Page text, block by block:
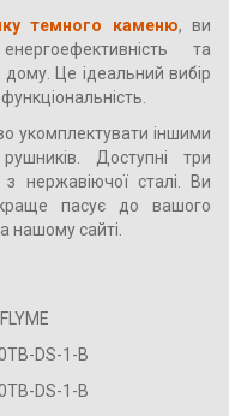
темного каменю, ви
та
Це ідеальний вибір
укомплектувати іншими
Доступні три
з нержавіючої сталі. Ви
пасує до вашого
нашому сайті.
DS-1-B
DS-1-B